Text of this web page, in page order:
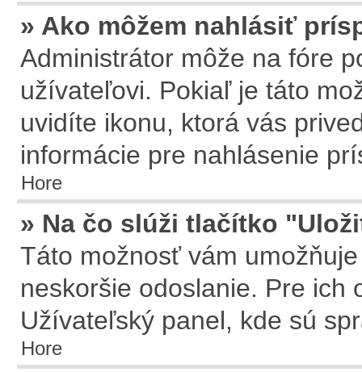
» Ako môžem nahlásiť
Administrátor môže na fóre
užívateľovi. Pokiaľ je táto
uvidíte ikonu, ktorá vás
informácie pre nahlásenie
Hore
» Na čo slúži tlačítko
Táto možnosť vám
neskoršie odoslanie. Pre ich
Užívateľský panel, kde sú
Hore